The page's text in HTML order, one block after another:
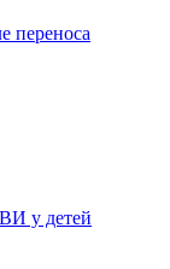
переноса
у детей